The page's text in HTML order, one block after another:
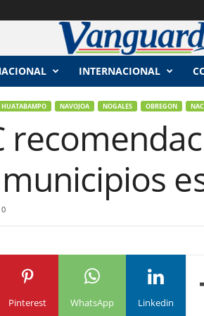
INTERNACIONAL
HUATABAMPO NAVOJOA NOGALES OBREGON
0
Pinterest WhatsApp Linkedin